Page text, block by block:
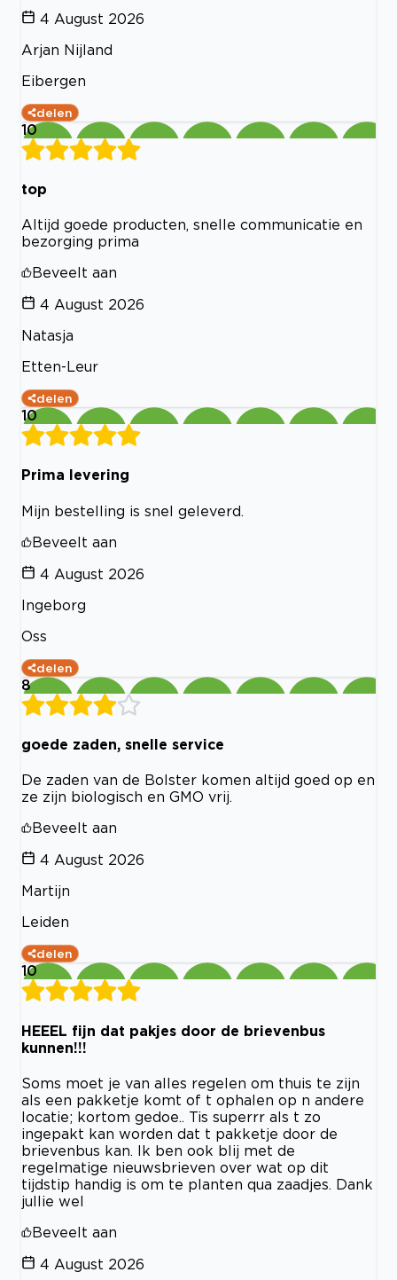
4 August 2026
Arjan Nijland
Eibergen
delen
10
top
Altijd goede producten, snelle communicatie en
bezorging prima
Beveelt aan
4 August 2026
Natasja
Etten-Leur
delen
10
Prima levering
Mijn bestelling is snel geleverd.
Beveelt aan
4 August 2026
Ingeborg
Oss
delen
8
goede zaden, snelle service
De zaden van de Bolster komen altijd goed op en
ze zijn biologisch en GMO vrij.
Beveelt aan
4 August 2026
Martijn
Leiden
delen
10
HEEEL fijn dat pakjes door de brievenbus
kunnen!!!
Soms moet je van alles regelen om thuis te zijn
als een pakketje komt of t ophalen op n andere
locatie; kortom gedoe.. Tis superrr als t zo
ingepakt kan worden dat t pakketje door de
brievenbus kan. Ik ben ook blij met de
regelmatige nieuwsbrieven over wat op dit
tijdstip handig is om te planten qua zaadjes. Dank
jullie wel
Beveelt aan
4 August 2026